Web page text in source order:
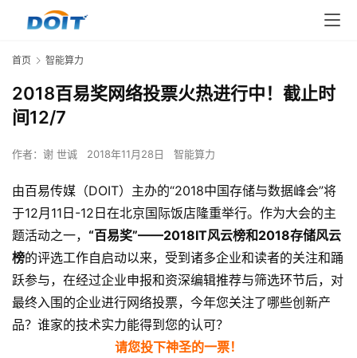
首页 智能算力
2018百易奖网络投票火热进行中！截止时
间12/7
作者： 谢 世诚 2018年11月28日 智能算力
由百易传媒（DOIT）主办的“2018中国存储与数据峰会”将
于12月11日-12日在北京国际饭店隆重举行。作为大会的主
题活动之一， “百易奖”——2018IT风云榜和2018存储风云
榜的评选工作自启动以来，受到诸多企业和读者的关注和踊
跃参与，在经过企业申报和资深编辑推荐与筛选环节后，对
最终入围的企业进行网络投票，今年您关注了哪些创新产
品？谁家的技术实力能得到您的认可？
请您投下神圣的一票！